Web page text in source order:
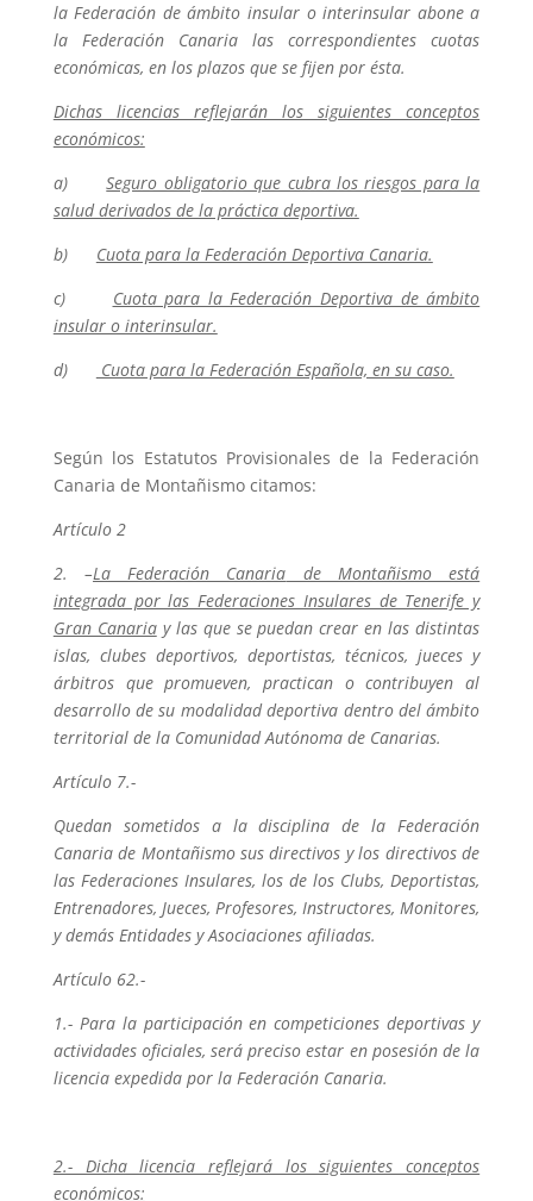
la Federación de ámbito insular o interinsular abone a
la Federación Canaria las correspondientes cuotas
económicas, en los plazos que se fijen por ésta.
Dichas licencias reflejarán los siguientes conceptos
económicos:
a)Seguro obligatorio que cubra los riesgos para la
salud derivados de la práctica deportiva.
b) Cuota para la Federación Deportiva Canaria.
c) Cuota para la Federación Deportiva de ámbito
insular o interinsular.
d)
Cuota para la Federación Española, en su caso.
Según los Estatutos Provisionales de la Federación
Canaria de Montañismo citamos:
Artículo 2
2. –La Federación Canaria de Montañismo está
integrada por las Federaciones Insulares de Tenerife y
Gran Canariay las que se puedan crear en las distintas
islas, clubes deportivos, deportistas, técnicos, jueces y
árbitros que promueven, practican o contribuyen al
desarrollo de su modalidad deportiva dentro del ámbito
territorial de la Comunidad Autónoma de Canarias.
Artículo 7.-
Quedan sometidos a la disciplina de la Federación
Canaria de Montañismo sus directivos y los directivos de
las Federaciones Insulares, los de los Clubs, Deportistas,
Entrenadores, Jueces, Profesores, Instructores, Monitores,
y demás Entidades y Asociaciones afiliadas.
Artículo 62.-
1.- Para la participación en competiciones deportivas y
actividades oficiales, será preciso estar en posesión de la
licencia expedida por la Federación Canaria.
2.- Dicha licencia reflejará los siguientes conceptos
económicos: